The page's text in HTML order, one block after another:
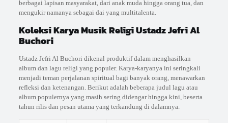
berbagai lapisan masyarakat, dari anak muda hingga orang tua, dan
mengukir namanya sebagai dai yang multitalenta.
Koleksi Karya Musik Religi Ustadz Jefri Al
Buchori
Ustadz Jefri Al Buchori dikenal produktif dalam menghasilkan
album dan lagu religi yang populer. Karya-karyanya ini seringkali
menjadi teman perjalanan spiritual bagi banyak orang, menawarkan
refleksi dan ketenangan. Berikut adalah beberapa judul lagu atau
album populernya yang masih sering didengar hingga kini, beserta
tahun rilis dan pesan utama yang terkandung di dalamnya.